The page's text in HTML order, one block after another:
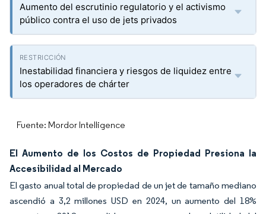
Aumento del escrutinio regulatorio y el activismo
público contra el uso de jets privados
Inestabilidad financiera y riesgos de liquidez entre
los operadores de chárter
Fuente: Mordor Intelligence
El Aumento de los Costos de Propiedad Presiona la
Accesibilidad al Mercado
El gasto anual total de propiedad de un jet de tamaño mediano
ascendió a 3,2 millones USD en 2024, un aumento del 18%